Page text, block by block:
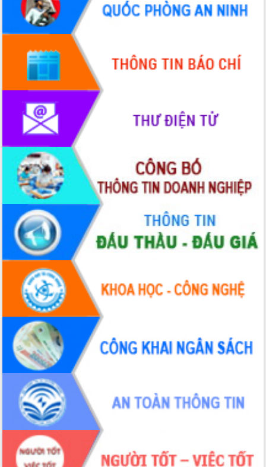
thi Sáng tạo Kỹ thuật 2024 - 2025
Đắk Lắk rà soát, điều chỉnh Đề án 190
về phát triển nuôi trồng thủy sản
Phó Chủ tịch UBND tỉnh Đắk Lắk
Trương Công Thái kiểm tra thực địa
Dự án cao tốc Khánh Hòa - Buôn Ma
Định vị cà phê Việt Nam như một “di
sản sống” trong dòng chảy toàn cầu
Xây dựng nông thôn mới: Nâng cao đời
sống người dân từ những mô hình thiết
thực
Quyết liệt tháo gỡ vướng mắc, đẩy
nhanh tiến độ các dự án trọng điểm
trong Khu kinh tế Nam Phú Yên
Hòn Yến phát triển du lịch gắn với bảo
tồn biển
Lấy ý kiến điều chỉnh Quy hoạch tỉnh
Đắk Lắk thời kỳ 2021-2030, tầm nhìn
đến năm 2050
Phát động chiến dịch 30 ngày đêm
giải phóng mặt bằng Tuyến đường bộ
ven biển
Đắk Lắk nỗ lực thúc đẩy tăng trưởng
kinh tế từ 10% trở lên trong Quý
II/2026
Đắk Lắk ký kết thỏa thuận hợp tác về
chuyển đổi số giai đoạn 2026 – 2030
với Tập đoàn Bưu chính Viễn thông
Việt Nam
Thứ trưởng Bộ Y tế làm việc với tỉnh
Đắk Lắk về phát triển nhân lực y tế
cho trạm y tế cấp xã
Du lịch Đắk Lắk nâng tầm trải nghiệm
du khách thông qua Hệ thống cơ sở dữ
liệu và Bản đồ số